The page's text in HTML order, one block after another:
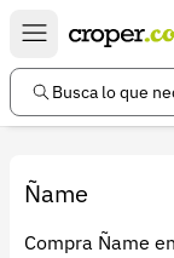
Busca lo que
Ñame
Compra Ñame
Enlaces de
Preguntas
Ayuda
Información legal